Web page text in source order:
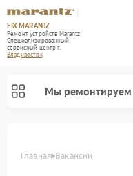
FIX-MARANTZ
Ремонт устройств Marantz
Специализированный
cервисный центр г.
Владивосток
Мы ремонтируем
Главная Вакансии